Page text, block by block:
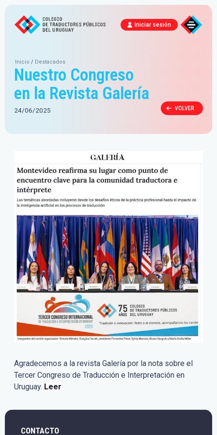
Iniciar sesión
Inicio / Destacados
Nuestro Congreso
en la Revista Galería
24/06/2025 VOLVER
Agradecemos a la revista Galería por la nota sobre el
Tercer Congreso de Traducción e Interpretación en
Uruguay. Leer
CONTACTO